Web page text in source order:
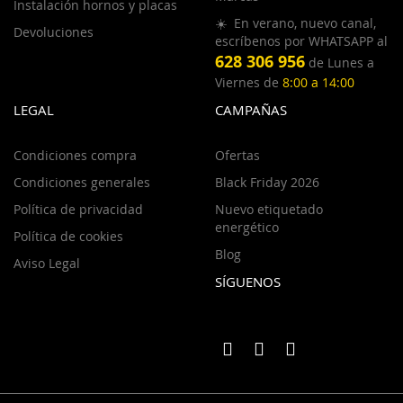
Instalación hornos y placas
Devoluciones
☀️ En verano, nuevo canal,
escríbenos por WHATSAPP al
628 306 956 de Lunes a
Viernes de 8:00 a 14:00
LEGAL
Condiciones compra
Condiciones generales
Política de privacidad
Política de cookies
Aviso Legal
CAMPAÑAS
Ofertas
Black Friday 2026
Nuevo etiquetado
energético
Blog
SÍGUENOS